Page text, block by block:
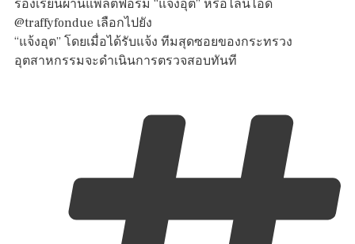
ร้องเรียนผ่านแพลตฟอร์ม “แจ้งอุต” หรือไลน์ไอดี
@traffyfondue เลือกไปยัง
“แจ้งอุต” โดยเมื่อได้รับแจ้ง ทีมสุดซอยของกระทรวง
อุตสาหกรรมจะดำเนินการตรวจสอบทันที